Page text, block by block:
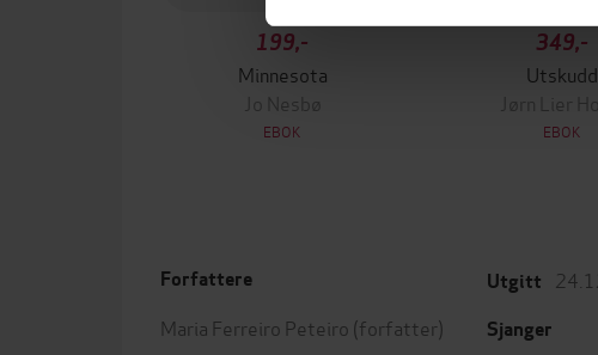
199,-
Minnesota
Jo Nesbø
EBOK
349,-
Utskudd
Jørn Lier
EBOK
Forfattere
Maria Ferreiro Peteiro (forfatter)
Utgitt
Sjanger